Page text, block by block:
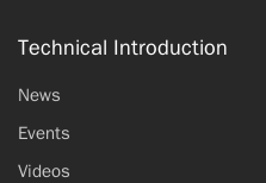
Technical Introduction
News
Events
Videos